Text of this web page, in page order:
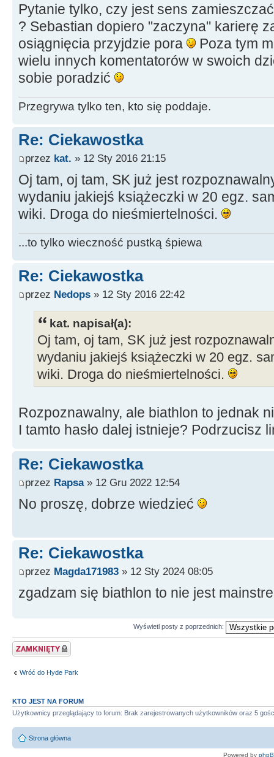
Pytanie tylko, czy jest sens
? Sebastian dopiero "zaczyna" karierę
osiągnięcia przyjdzie pora
Poza tym
wielu innych komentatorów w swoich
sobie poradzić
Przegrywa tylko ten, kto się poddaje.
Re: Ciekawostka
przez kat. » 12 Sty 2016 21:15
Oj tam, oj tam, SK już jest
wydaniu jakiejś książeczki w 20 egz.
wiki. Droga do nieśmiertelności.
...to tylko wieczność pustką śpiewa
Re: Ciekawostka
przez Nedops » 12 Sty 2016 22:42
kat. napisał(a):
Oj tam, oj tam, SK już jest
wydaniu jakiejś książeczki w 20 egz.
wiki. Droga do nieśmiertelności.
Rozpoznawalny, ale biathlon to jednak
I tamto hasło dalej istnieje? Podrzucisz
Re: Ciekawostka
przez Rapsa» 12 Gru 2022 12:54
No proszę, dobrze wiedzieć
Re: Ciekawostka
przez Magda171983 » 12 Sty 2024 08:05
zgadzam się biathlon to nie jest
Wyświetl posty z poprzednich:
Zablokowany temat
Wróć do Hyde Park
KTO JEST NA FORUM
Użytkownicy przeglądający to forum: Brak zarejestrowanych użytkowników oraz 5
Strona główna
Powered by